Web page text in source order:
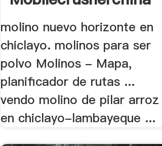
molino nuevo horizonte en
chiclayo. molinos para ser
polvo Molinos - Mapa,
planificador de rutas ...
vendo molino de pilar arroz
en chiclayo-lambayeque ...